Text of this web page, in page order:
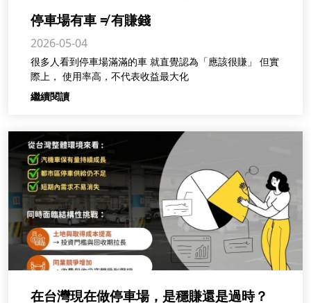
停車場有車 ≠ 有賺錢
2026-05-04
很多人看到停車場滿滿的車 就直覺認為「應該很賺」 但實
際上， 使用率高，不代表收益最大化
繼續閱讀
在台灣現在做停車場，是穩賺還是過時？